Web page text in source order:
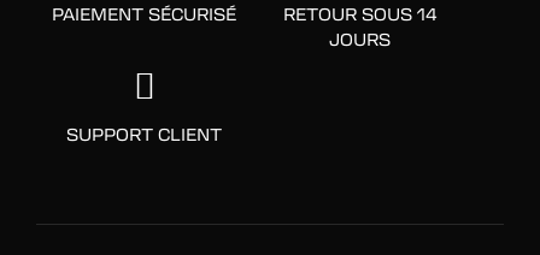
PAIEMENT SÉCURISÉ
RETOUR SOUS 14
JOURS
SUPPORT CLIENT